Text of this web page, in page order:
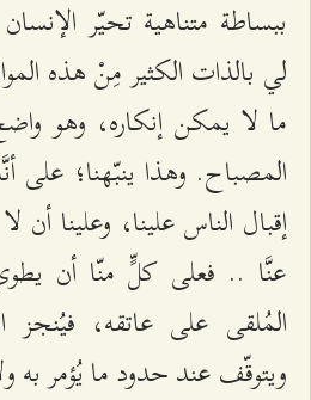
ببساطة متناهية تحيّر
لي بالذات الكثير مِنْ هذه
ما لا يمكن إنكاره، وهو
المصباح. وهذا ينبّهنا؛ على
إقبال الناس علينا، وعلينا أن
عنَّا .. فعلى كلٍّ منّا أن
المُلقى على عاتقه، فيُنجز
ويتوقّف عند حدود ما يُؤمر به